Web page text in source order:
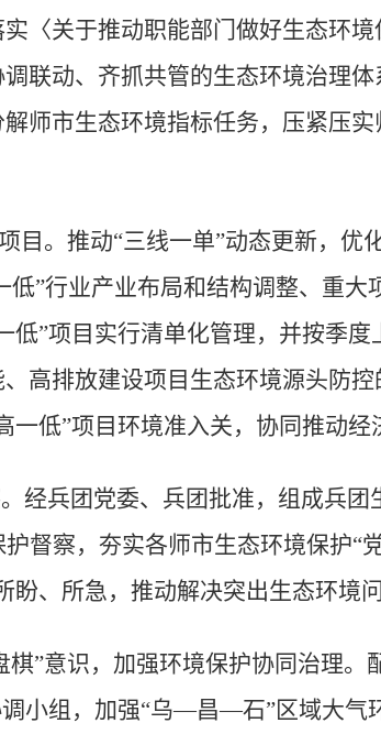
〈关于推动职能部门做好生态环
联动、齐抓共管的生态环境治理体
师市生态环境指标任务，压紧压
目。 推动“三线一单”动态更新，优
低”行业产业布局和结构调整、重大
低”项目实行清单化管理，并按季度
高排放建设项目生态环境源头防控
一低”项目环境准入关，协同推动经
经兵团党委、兵团批准，组成兵团
督察，夯实各师市生态环境保护“
、所急，推动解决突出生态环境问
棋”意识，加强环境保护协同治理。
小组，加强“乌—昌—石”区域大气